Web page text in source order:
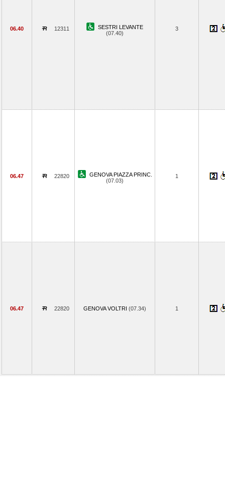
06.40 12311
SESTRI LEVANTE
(07.40)
3
06.47 22820
GENOVA PIAZZA PRINC.
(07.03)
1
06.47 22820 GENOVA VOLTRI (07.34) 1